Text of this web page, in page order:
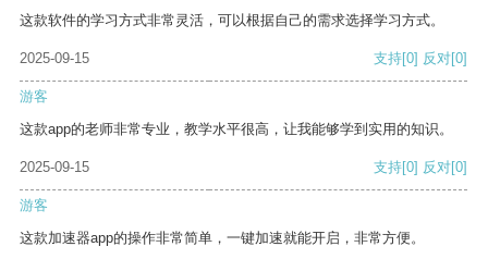
这款软件的学习方式非常灵活，可以根据自己的需求选择学习方式。
2025-09-15 支持[0] 反对[0]
游客
这款app的老师非常专业，教学水平很高，让我能够学到实用的知识。
2025-09-15 支持[0] 反对[0]
游客
这款加速器app的操作非常简单，一键加速就能开启，非常方便。